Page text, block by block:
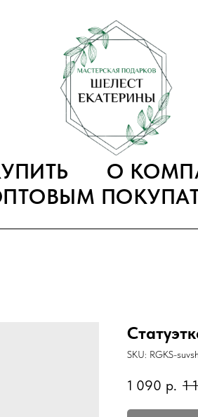
О
SKU: RGKS-
1 090 р. 1